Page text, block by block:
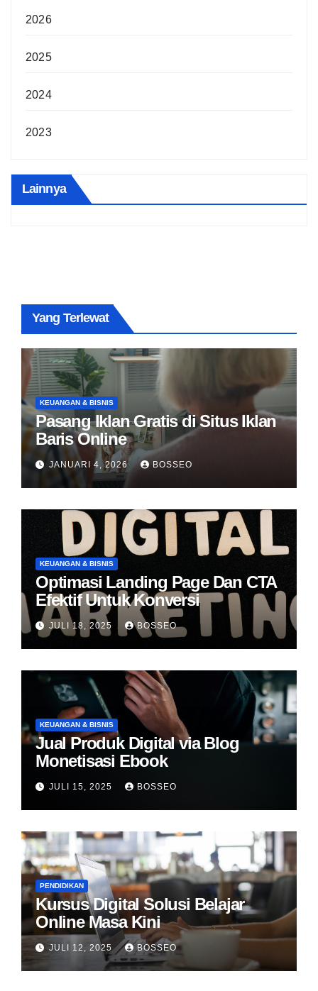
2026
2025
2024
2023
Lainnya
Yang Terlewat
KEUANGAN & BISNIS
Pasang Iklan Gratis di Situs Iklan
Baris Online
JANUARI 4, 2026 BOSSEO
KEUANGAN & BISNIS
Optimasi Landing Page Dan CTA
Efektif Untuk Konversi
JULI 18, 2025 BOSSEO
KEUANGAN & BISNIS
Jual Produk Digital via Blog
Monetisasi Ebook
JULI 15, 2025 BOSSEO
PENDIDIKAN
Kursus Digital Solusi Belajar
Online Masa Kini
JULI 12, 2025 BOSSEO